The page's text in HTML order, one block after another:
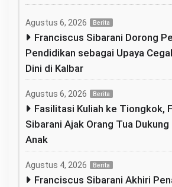
Agustus 6, 2026 Berita
Franciscus Sibarani Dorong
Pendidikan sebagai Upaya
Dini di Kalbar
Agustus 6, 2026 Berita
Fasilitasi Kuliah ke Tiongkok,
Sibarani Ajak Orang Tua
Anak
Agustus 4, 2026 Berita
Franciscus Sibarani Akhiri